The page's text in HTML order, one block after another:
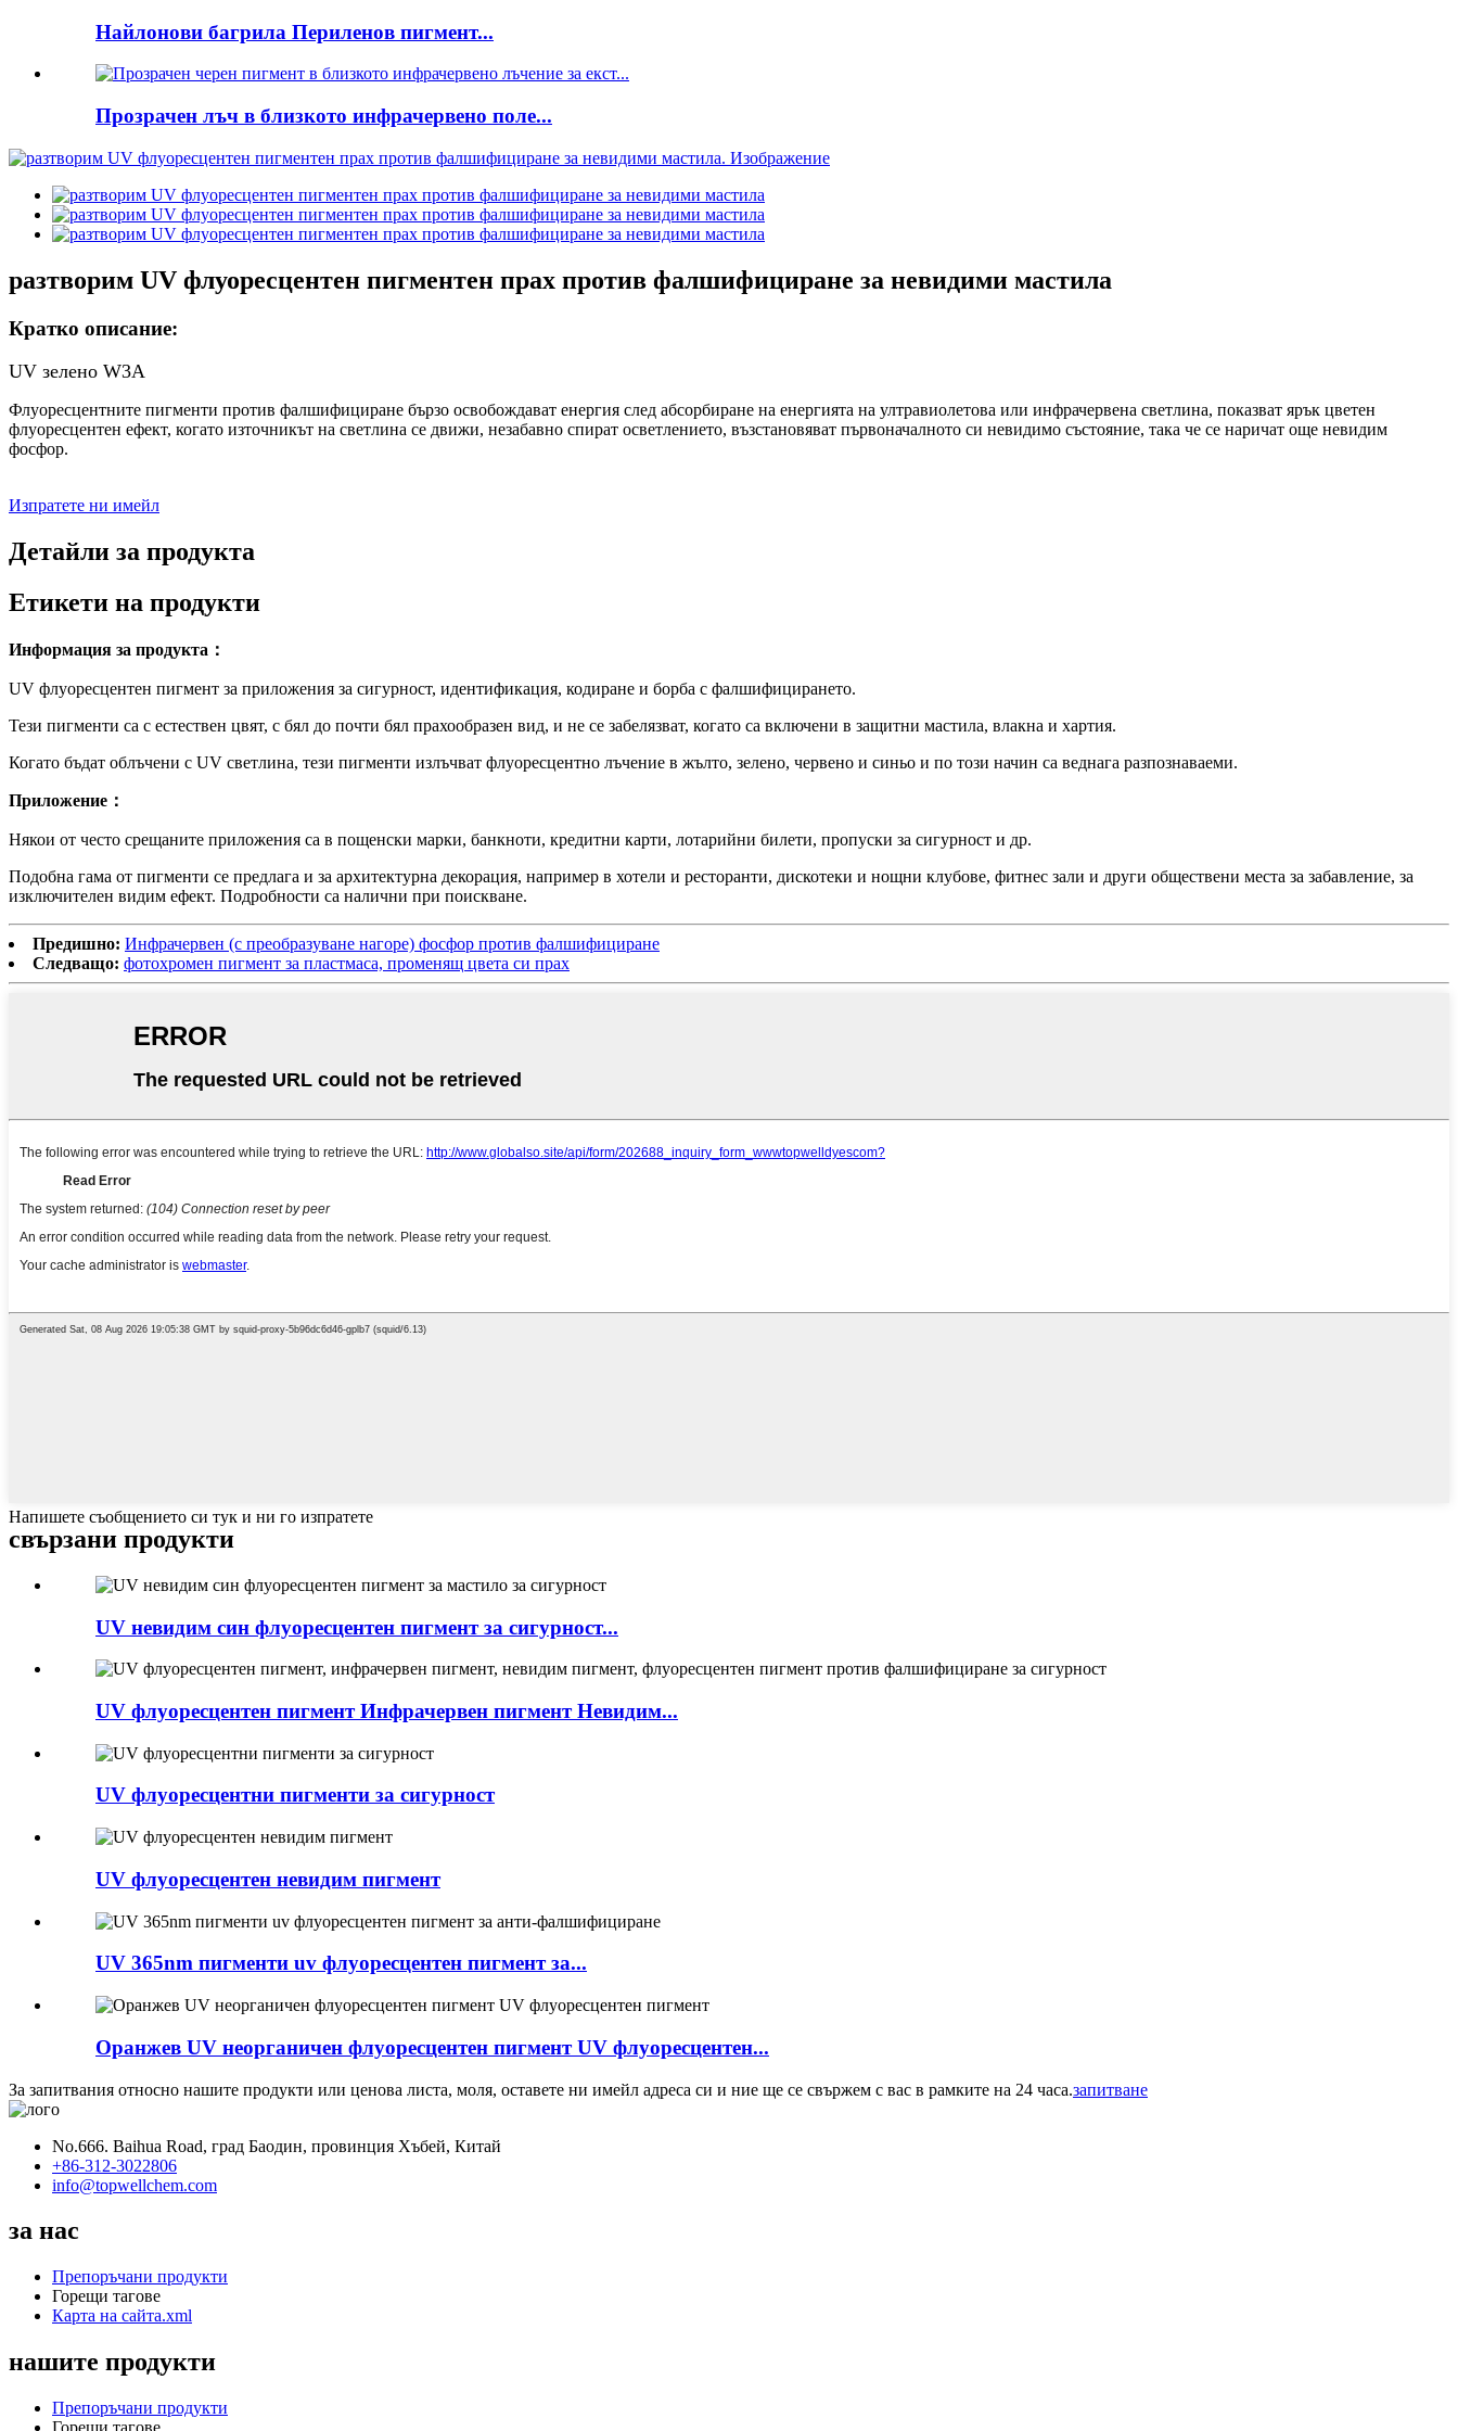
Найлонови багрила Периленов пигмент...
Прозрачен лъч в близкото инфрачервено поле...
разтворим UV флуоресцентен пигментен прах против фалшифициране за невидими мастила
Кратко описание:
UV зелено W3A
Флуоресцентните пигменти против фалшифициране бързо освобождават енергия след абсорбиране на енергията на ултравиолетова или инфрачервена светлина, показват ярък цветен
флуоресцентен ефект, когато източникът на светлина се движи, незабавно спират осветлението, възстановяват първоначалното си невидимо състояние, така че се наричат още невидим
фосфор.
Изпратете ни имейл
Детайли за продукта
Етикети на продукти
Информация за продукта：
UV флуоресцентен пигмент за приложения за сигурност, идентификация, кодиране и борба с фалшифицирането.
Тези пигменти са с естествен цвят, с бял до почти бял прахообразен вид, и не се забелязват, когато са включени в защитни мастила, влакна и хартия.
Когато бъдат облъчени с UV светлина, тези пигменти излъчват флуоресцентно лъчение в жълто, зелено, червено и синьо и по този начин са веднага разпознаваеми.
Приложение：
Някои от често срещаните приложения са в пощенски марки, банкноти, кредитни карти, лотарийни билети, пропуски за сигурност и др.
Подобна гама от пигменти се предлага и за архитектурна декорация, например в хотели и ресторанти, дискотеки и нощни клубове, фитнес зали и други обществени места за забавление, за
изключителен видим ефект. Подробности са налични при поискване.
Предишно: Инфрачервен (с преобразуване нагоре) фосфор против фалшифициране
Следващо: фотохромен пигмент за пластмаса, променящ цвета си прах
Напишете съобщението си тук и ни го изпратете
свързани продукти
UV невидим син флуоресцентен пигмент за сигурност...
UV флуоресцентен пигмент Инфрачервен пигмент Невидим...
UV флуоресцентни пигменти за сигурност
UV флуоресцентен невидим пигмент
UV 365nm пигменти uv флуоресцентен пигмент за...
Оранжев UV неорганичен флуоресцентен пигмент UV флуоресцентен...
За запитвания относно нашите продукти или ценова листа, моля, оставете ни имейл адреса си и ние ще се свържем с вас в рамките на 24 часа.запитване
No.666. Baihua Road, град Баодин, провинция Хъбей, Китай
+86-312-3022806
info@topwellchem.com
за нас
Препоръчани продукти
Горещи тагове
Карта на сайта.xml
нашите продукти
Препоръчани продукти